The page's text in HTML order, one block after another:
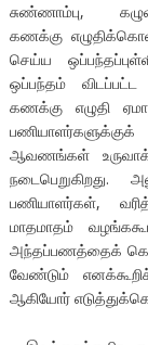
சுண்ணாம்பு,
கணக்கு
செய்ய
ஒப்பந்தம்
கணக்கு எழுதி
ஆவணங்கள்
நடைபெறுகிறது.
பணியாளர்கள்,
மாதமாதம்
அந்தப்பணத்தைக்
வேண்டும்
ஆகியோர்